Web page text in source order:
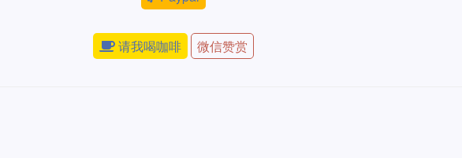
请我喝咖啡 微信赞赏